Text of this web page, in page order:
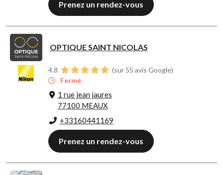
Prenez un rendez-vous
OPTIQUE SAINT NICOLAS
4.8
(sur 55 avis Google)
Fermé
1 rue jean jaures
77100 MEAUX
+33160441169
Prenez un rendez-vous